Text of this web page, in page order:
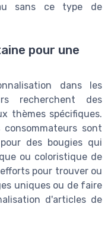
sans ce type de
pour une
dans les
recherchent des
thèmes spécifiques.
sont
des bougies qui
ou coloristique de
pour trouver ou
uniques ou de faire
d'articles de